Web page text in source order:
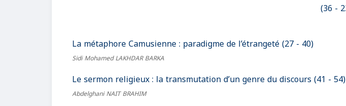
La métaphore Camusienne : paradigme de l’étrangeté (27 - 40)
Sidi Mohamed LAKHDAR BARKA
Le sermon religieux : la transmutation d’un genre du discours (41 - 54)
Abdelghani NAIT BRAHIM